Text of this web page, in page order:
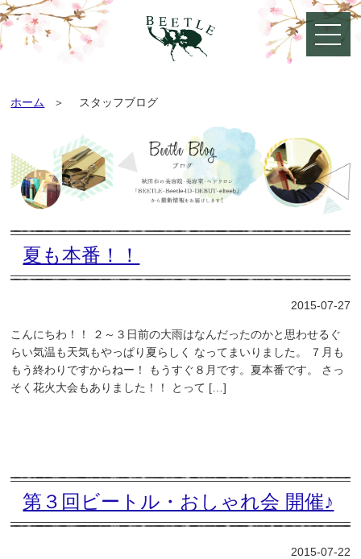
ホーム スタッフブログ
夏も本番！！
2015-07-27
こんにちわ！！ ２～３日前の大雨はなんだったのかと思わせるぐ
らい気温も天気もやっぱり夏らしく なってまいりました。 ７月も
もう終わりですからねー！ もうすぐ８月です。夏本番です。 さっ
そく花火大会もありました！！ とって […]
第３回ビートル・おしゃれ会 開催♪
2015-07-22